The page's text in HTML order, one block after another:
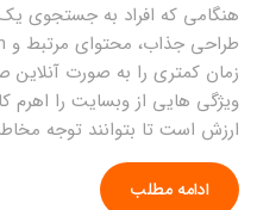
هنگامی که افراد به جستجوی یک
زمان کمتری را به صورت
ویژگی هایی از وبسایت را اهرم
ارزش است تا بتوانند توجه
ادامه مطلب